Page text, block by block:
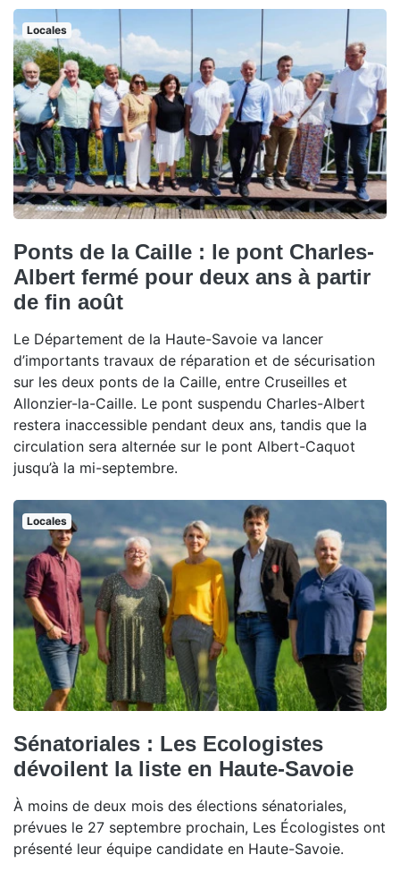
Locales
Ponts de la Caille : le pont Charles-
Albert fermé pour deux ans à partir
de fin août
Le Département de la Haute-Savoie va lancer
d’importants travaux de réparation et de sécurisation
sur les deux ponts de la Caille, entre Cruseilles et
Allonzier-la-Caille. Le pont suspendu Charles-Albert
restera inaccessible pendant deux ans, tandis que la
circulation sera alternée sur le pont Albert-Caquot
jusqu’à la mi-septembre.
Locales
Sénatoriales : Les Ecologistes
dévoilent la liste en Haute-Savoie
À moins de deux mois des élections sénatoriales,
prévues le 27 septembre prochain, Les Écologistes ont
présenté leur équipe candidate en Haute-Savoie.